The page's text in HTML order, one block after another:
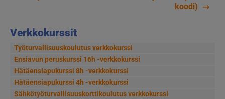
Verkkokurssit
Työturvallisuuskoulutus verkkokurssi
Ensiavun peruskurssi 16h -verkkokurssi
Hätäensiapukurssi 8h -verkkokurssi
Hätäensiapukurssi 4h -verkkokurssi
Sähkötyöturvallisuus­korttikoulutus verkkokurssi
koodi) →